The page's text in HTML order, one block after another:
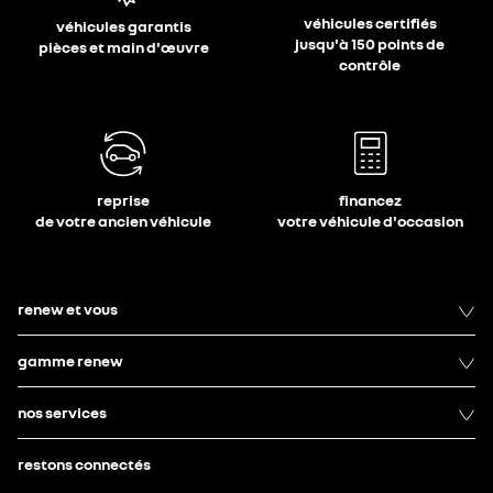
véhicules garantis
pièces et main d'œuvre
véhicules certifiés
jusqu'à 150 points de
contrôle
reprise
de votre ancien véhicule
financez
votre véhicule d'occasion
renew et vous
gamme renew
nos services
restons connectés